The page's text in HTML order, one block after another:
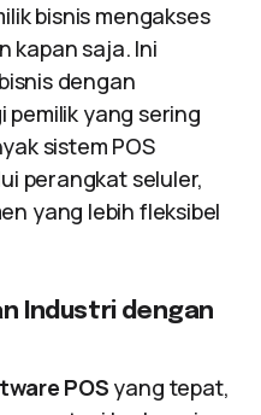
bisnis mengakses
kapan saja. Ini
dengan
pemilik yang sering
sistem POS
perangkat seluler,
yang lebih fleksibel
Industri dengan
POS yang tepat,